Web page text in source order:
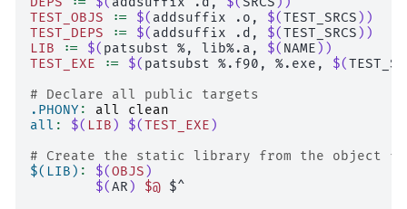
TEST_OBJS
:= $( addsuffix .o, $(TEST_SRCS ))
TEST_DEPS
:= $( addsuffix .d, $(TEST_SRCS ))
LIB
:= $( patsubst %, lib%.a, $( NAME ))
TEST_EXE
:= $( patsubst %.f90, %.exe, $(
# Declare all public targets
.PHONY : all
clean
all : $( LIB ) $(TEST_EXE )
# Create the static library from the object
$(LIB) : $(OBJS )
$(AR ) $@ $^